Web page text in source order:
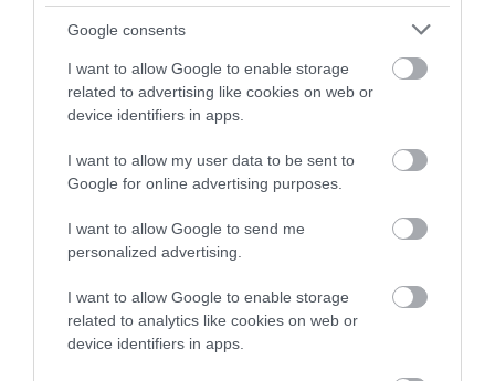
Google consents
I want to allow Google to enable storage
related to advertising like cookies on web or
device identifiers in apps.
I want to allow my user data to be sent to
Google for online advertising purposes.
I want to allow Google to send me
personalized advertising.
I want to allow Google to enable storage
related to analytics like cookies on web or
device identifiers in apps.
Alzheimer-kórkialakulása több tényező
együttállásán múlik, agenetikai háttértől az
életmódig. A kutatók szerint éppen ezért
kulcsfontosságúidőszaka középkor: ekkor még
ilyen összefüggések felismerése később is hatással
lehet az agy egészségére. Azonban a
mértékletességről sem szabad megfeledkeznünk.
Lassíthatja a biológiai óránk ketyegését,
ha rendszeresen multivitamint szedünk